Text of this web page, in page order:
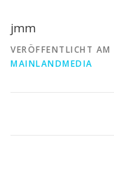
jmm
VERÖFFENTLICHT AM
MAINLANDMEDIA